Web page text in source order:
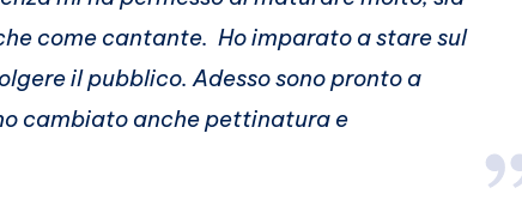
come cantante. Ho imparato a stare sul
il pubblico. Adesso sono pronto a
cambiato anche pettinatura e